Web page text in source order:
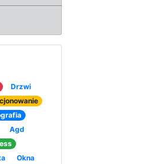
Drzwi
Agd
Okna